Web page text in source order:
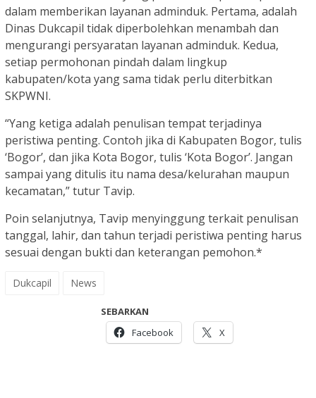
dalam memberikan layanan adminduk. Pertama, adalah
Dinas Dukcapil tidak diperbolehkan menambah dan
mengurangi persyaratan layanan adminduk. Kedua,
setiap permohonan pindah dalam lingkup
kabupaten/kota yang sama tidak perlu diterbitkan
SKPWNI.
“Yang ketiga adalah penulisan tempat terjadinya
peristiwa penting. Contoh jika di Kabupaten Bogor, tulis
‘Bogor’, dan jika Kota Bogor, tulis ‘Kota Bogor’. Jangan
sampai yang ditulis itu nama desa/kelurahan maupun
kecamatan,” tutur Tavip.
Poin selanjutnya, Tavip menyinggung terkait penulisan
tanggal, lahir, dan tahun terjadi peristiwa penting harus
sesuai dengan bukti dan keterangan pemohon.*
Dukcapil News
SEBARKAN
Facebook
X